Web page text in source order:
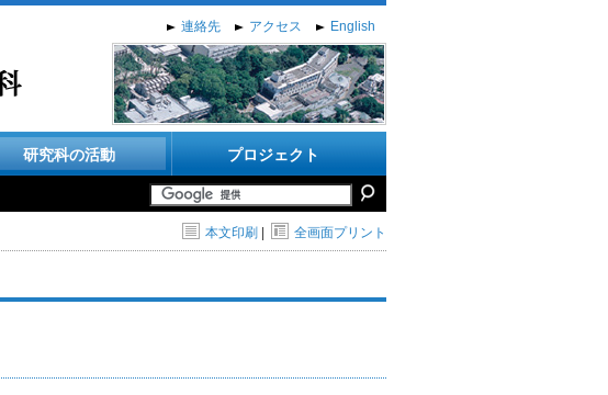
連絡先 アクセス English
研究科の活動 プロジェクト
本文印刷 全画面プリント